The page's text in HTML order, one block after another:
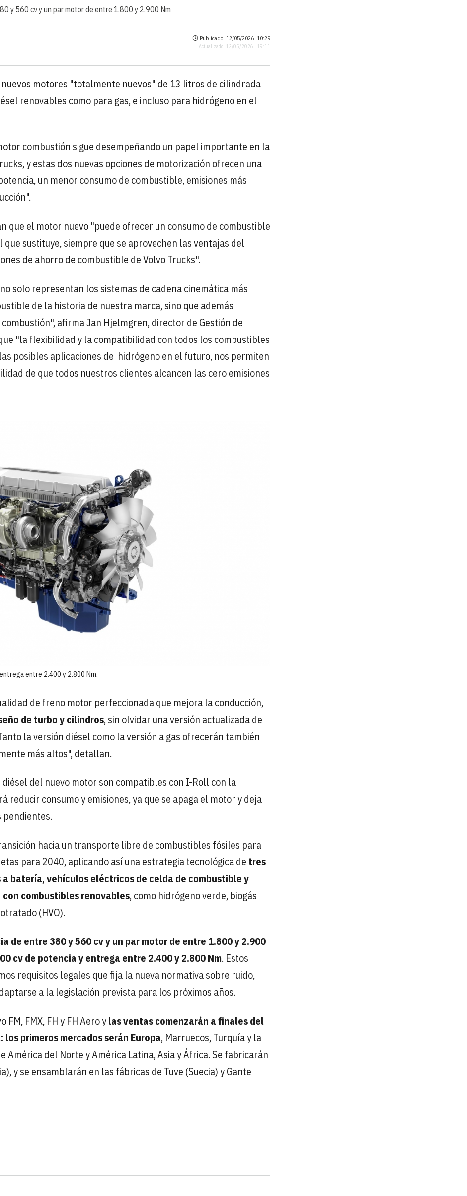
y 560 cv y un par motor de entre 1.800 y 2.900 Nm
Publicado: 12/05/2026 ·10:29
Actualizado: 12/05/2026 · 19:11
motores "totalmente nuevos" de 13 litros de cilindrada
renovables como para gas, e incluso para hidrógeno en el
combustión sigue desempeñando un papel importante en la
y estas dos nuevas opciones de motorización ofrecen una
un menor consumo de combustible, emisiones más
que el motor nuevo "puede ofrecer un consumo de combustible
sustituye, siempre que se aprovechen las ventajas del
de ahorro de combustible de Volvo Trucks".
solo representan los sistemas de cadena cinemática más
de la historia de nuestra marca, sino que además
afirma Jan Hjelmgren, director de Gestión de
"la flexibilidad y la compatibilidad con todos los combustibles
posibles aplicaciones de hidrógeno en el futuro, nos permiten
de que todos nuestros clientes alcancen las cero emisiones
entre 2.400 y 2.800 Nm.
de freno motor perfeccionada que mejora la conducción,
de turbo y cilindros, sin olvidar una versión actualizada de
la versión diésel como la versión a gas ofrecerán también
más altos", detallan.
del nuevo motor son compatibles con I-Roll con la
consumo y emisiones, ya que se apaga el motor y deja
pendientes.
hacia un transporte libre de combustibles fósiles para
para 2040, aplicando así una estrategia tecnológica de tres
batería, vehículos eléctricos de celda de combustible y
combustibles renovables, como hidrógeno verde, biogás
(HVO).
de entre 380 y 560 cv y un par motor de entre 1.800 y 2.900
cv de potencia y entrega entre 2.400 y 2.800 Nm. Estos
requisitos legales que fija la nueva normativa sobre ruido,
a la legislación prevista para los próximos años.
FMX, FH y FH Aero ylas ventas comenzarán a finales del
primeros mercados serán Europa, Marruecos, Turquía y la
América del Norte y América Latina, Asia y África. Se fabricarán
y se ensamblarán en las fábricas de Tuve (Suecia) y Gante